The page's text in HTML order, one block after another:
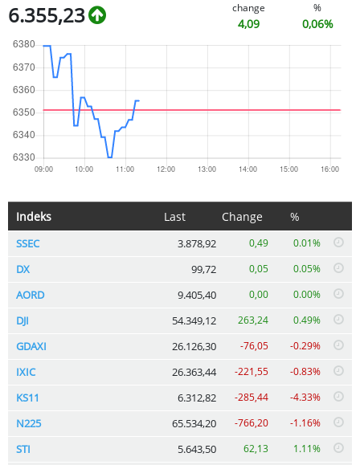
6.355,23 change
4,09
%
0,06%
Indeks Last Change %
SSEC 3.878,92 0,49 0.01%
DX 99,72 0,05 0.05%
AORD 9.405,40 0,00 0.00%
DJI 54.349,12 263,24 0.49%
GDAXI 26.126,30 -76,05 -0.29%
IXIC 26.363,44 -221,55 -0.83%
KS11 6.312,82 -285,44 -4.33%
N225 65.534,20 -766,20 -1.16%
STI 5.643,50 62,13 1.11%